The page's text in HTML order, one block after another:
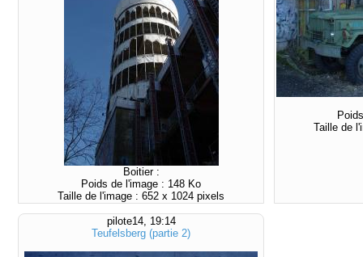
Boitier :
Poids de l'image : 148 Ko
Taille de l'image : 652 x 1024 pixels
Taille de
pilote14, 19:14
Teufelsberg (partie 2)